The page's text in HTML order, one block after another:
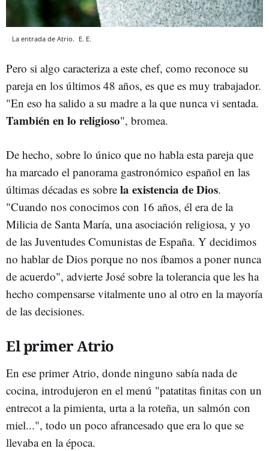
La entrada de Atrio. E. E.
Pero si algo caracteriza a este chef, como reconoce su
pareja en los últimos 48 años, es que es muy trabajador.
"En eso ha salido a su madre a la que nunca vi sentada.
También en lo religioso", bromea.
De hecho, sobre lo único que no habla esta pareja que
ha marcado el panorama gastronómico español en las
últimas décadas es sobre la existencia de Dios.
"Cuando nos conocimos con 16 años, él era de la
Milicia de Santa María, una asociación religiosa, y yo
de las Juventudes Comunistas de España. Y decidimos
no hablar de Dios porque no nos íbamos a poner nunca
de acuerdo", advierte José sobre la tolerancia que les ha
hecho compensarse vitalmente uno al otro en la mayoría
de las decisiones.
El primer Atrio
En ese primer Atrio, donde ninguno sabía nada de
cocina, introdujeron en el menú "patatitas finitas con un
entrecot a la pimienta, urta a la roteña, un salmón con
miel...", todo un poco afrancesado que era lo que se
llevaba en la época.